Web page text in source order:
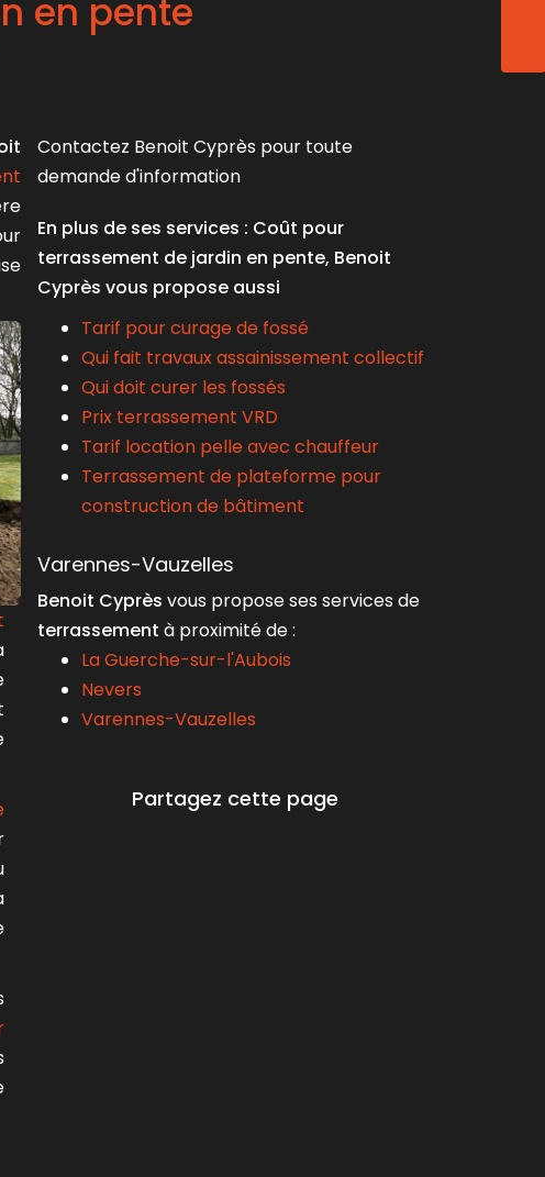
en pente
Contactez Benoit Cyprès pour toute
demande d'information
En plus de ses services : Coût pour
terrassement de jardin en pente, Benoit
Cyprès vous propose aussi
Tarif pour curage de fossé
Qui fait travaux assainissement collectif
Qui doit curer les fossés
Prix terrassement VRD
Tarif location pelle avec chauffeur
Terrassement de plateforme pour
construction de bâtiment
Varennes-Vauzelles
Benoit Cyprès vous propose ses services de
terrassement à proximité de :
La Guerche-sur-l'Aubois
Nevers
Varennes-Vauzelles